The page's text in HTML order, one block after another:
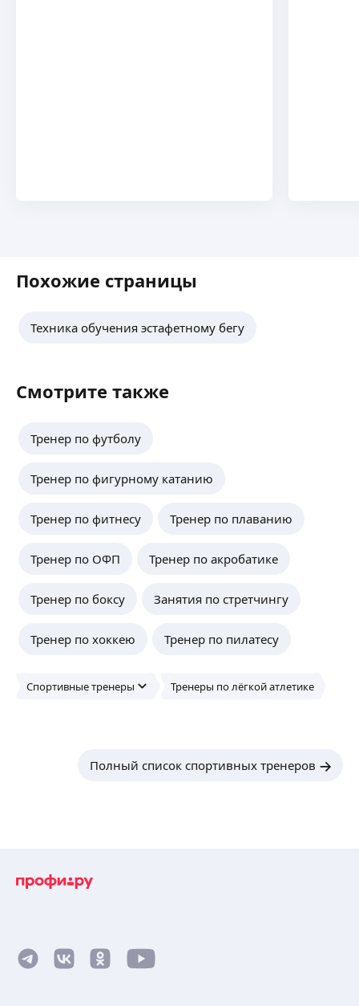
Похожие страницы
Техника обучения эстафетному бегу
Смотрите также
Тренер по футболу
Тренер по фигурному катанию
Тренер по фитнесу Тренер по плаванию
Тренер по ОФП Тренер по акробатике
Тренер по боксу Занятия по стретчингу
Тренер по хоккею Тренер по пилатесу
Спортивные тренеры Тренеры по лёгкой атлетике
Полный список спортивных тренеров